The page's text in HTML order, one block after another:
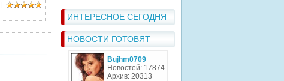
ИНТЕРЕСНОЕ СЕГОДНЯ
НОВОСТИ ГОТОВЯТ
Bujhm0709
Новостей: 17874
Архив: 20313
|